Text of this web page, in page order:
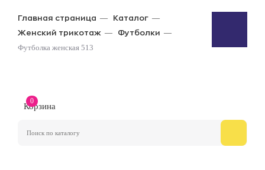
Главная страница
Каталог
Женский трикотаж
Футболки
Футболка женская 513
Корзина
0